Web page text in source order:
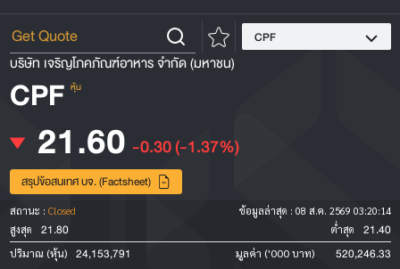
CPF
บริษัท เจริญโภคภัณฑ์อาหาร จำกัด (มหาชน)
CPF หุ้น
21.60 -0.30(-1.37%)
สรุปข้อสนเทศ บจ. (Factsheet)
สถานะ : Closed ข้อมูลล่าสุด : 08 ส.ค. 2569 03:20:14
สูงสุด
21.80 ต่ำสุด 21.40
ปริมาณ (หุ้น) 24,153,791 มูลค่า ('000 บาท) 520,246.33